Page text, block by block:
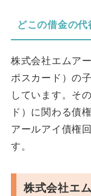
どこの借金の代
株式会社エムア
ポスカード）の
しています。そ
ド）に関わる債
アールアイ債権
す。
株式会社エ